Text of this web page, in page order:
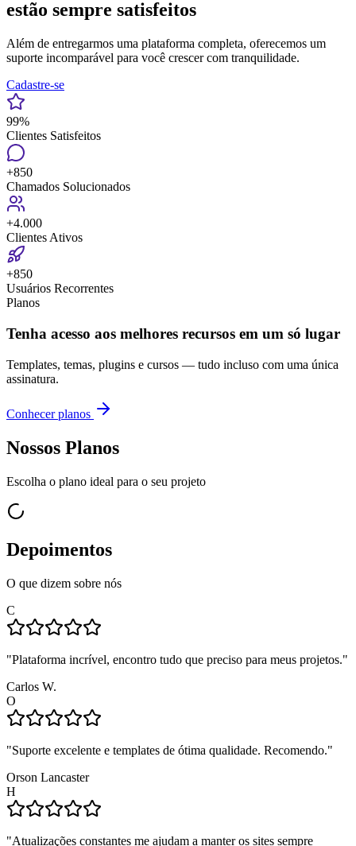
estão sempre satisfeitos
Além de entregarmos uma plataforma completa, oferecemos um
suporte incomparável para você crescer com tranquilidade.
Cadastre-se
99%
Clientes Satisfeitos
+850
Chamados Solucionados
+4.000
Clientes Ativos
+850
Usuários Recorrentes
Planos
Tenha acesso aos melhores recursos em um só lugar
Templates, temas, plugins e cursos — tudo incluso com uma única
assinatura.
Conhecer planos
Nossos Planos
Escolha o plano ideal para o seu projeto
Depoimentos
O que dizem sobre nós
C
"Plataforma incrível, encontro tudo que preciso para meus projetos."
Carlos W.
O
"Suporte excelente e templates de ótima qualidade. Recomendo."
Orson Lancaster
H
"Atualizações constantes me ajudam a manter os sites sempre